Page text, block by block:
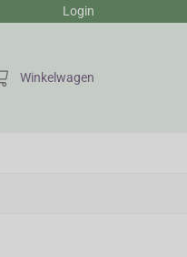
Login
Winkelwagen